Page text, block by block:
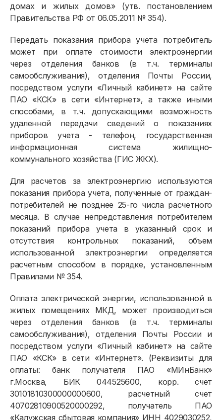
домах и жилых домов» (утв. постановлением
Правительства РФ от 06.05.2011 № 354).
Передать показания прибора учета потребитель
может при оплате стоимости электроэнергии
через отделения банков (в т.ч. терминалы
самообслуживания), отделения Почты России,
посредством услуги «Личный кабинет» на сайте
ПАО «КСК» в сети «Интернет», а также иными
способами, в т.ч. допускающими возможность
удаленной передачи сведений о показаниях
приборов учета - телефон, государственная
информационная система жилищно-
коммунального хозяйства (ГИС ЖКХ).
Для расчетов за электроэнергию используются
показания прибора учета, полученные от граждан-
потребителей не позднее 25-го числа расчетного
месяца. В случае непредставления потребителем
показаний прибора учета в указанный срок и
отсутствия контрольных показаний, объем
использованной электроэнергии определяется
расчетным способом в порядке, установленным
Правилами № 354.
Оплата электрической энергии, использованной в
жилых помещениях МКД, может производиться
через отделения банков (в т.ч. терминалы
самообслуживания), отделения Почты России и
посредством услуги «Личный кабинет» на сайте
ПАО «КСК» в сети «Интернет». (Реквизиты для
оплаты: банк получателя ПАО «МИнБанк»
г.Москва, БИК 044525600, корр. счет
30101810300000000600, расчетный счет
40702810900520000292, получатель ПАО
«Калужская сбытовая компания» ИНН 4029030252,
Физическим лицам
Договор энергоснабжения
Расчёты и оплата
Приборы учёта и показания
Должникам
Онлайн-сервисы
Полезное